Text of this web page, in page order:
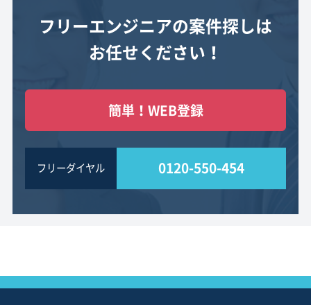
フリーエンジニアの案件探しは
お任せください！
簡単！WEB登録
フリーダイヤル 0120-550-454